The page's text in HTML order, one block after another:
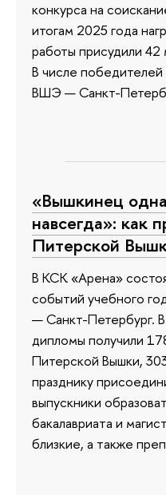
конкурса на
итогам 2025 года
работы присудили
В числе
ВШЭ — Санкт-
«Вышкинец
навсегда»: как
Питерской
В КСК «Арена»
событий учебного
— Санкт-Петербург.
дипломы получили
Питерской Вышки,
празднику
выпускники
бакалавриата и
близкие, а также